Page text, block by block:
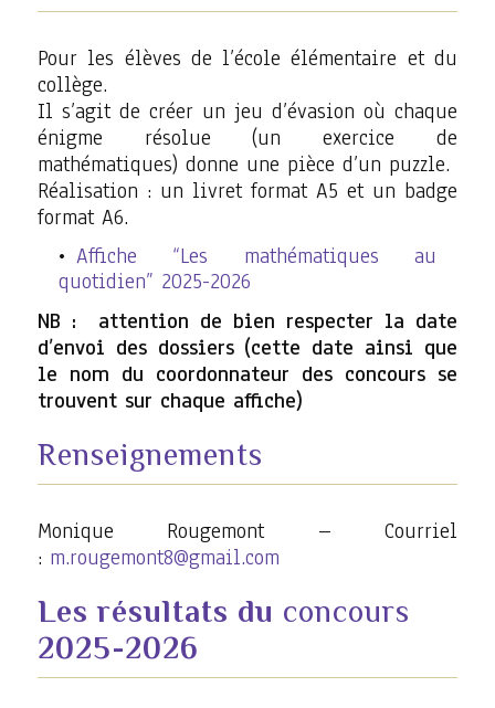
Pour les élèves de l’école élémentaire et du
collège.
Il s’agit de créer un jeu d’évasion où chaque
énigme résolue (un exercice de
mathématiques) donne une pièce d’un puzzle.
Réalisation : un livret format A5 et un badge
format A6.
Affiche “Les mathématiques au
quotidien” 2025-2026
NB :
attention de bien respecter la date
d’envoi des dossiers (cette date ainsi que
le nom du coordonnateur des concours se
trouvent sur chaque affiche)
Renseignements
Monique Rougemont – Courriel
: m.rougemont8@gmail.com
Les résultats du concours
2025-2026